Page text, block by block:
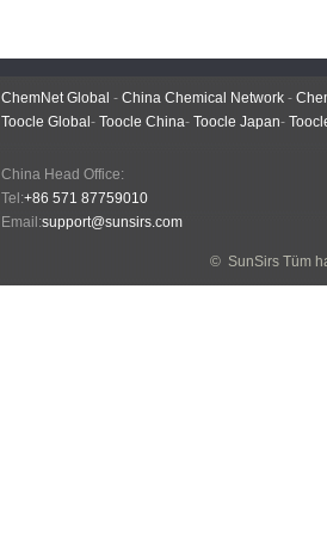
ChemNet Global - China Chemical Network -
Toocle Global - Toocle China- Toocle Japan-
China Head Office:
Tel:+86 571 87759010
Email:support@sunsirs.com
© SunSirs Tüm